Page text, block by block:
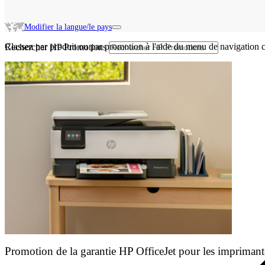
Modifier la langue/le pays
Rechercher HP Promotions
Classez par produit ou par promotion à l'aide du menu de navigation
Promotion de la garantie HP OfficeJet pour les